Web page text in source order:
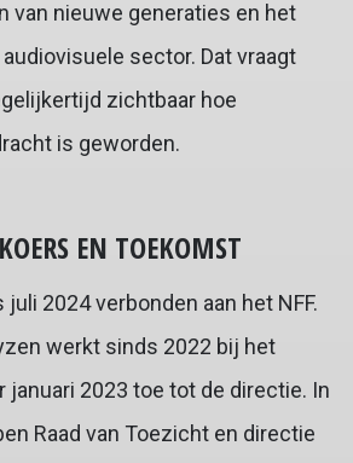
van nieuwe generaties en het
sector. Dat vraagt
zichtbaar hoe
is geworden.
EN TOEKOMST
2024 verbonden aan het NFF.
werkt sinds 2022 bij het
januari 2023 toe tot de directie. In
Raad van Toezicht en directie